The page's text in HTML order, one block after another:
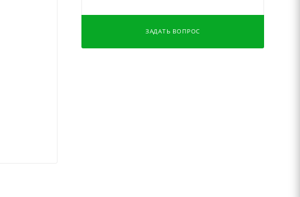
ЗАДАТЬ ВОПРОС